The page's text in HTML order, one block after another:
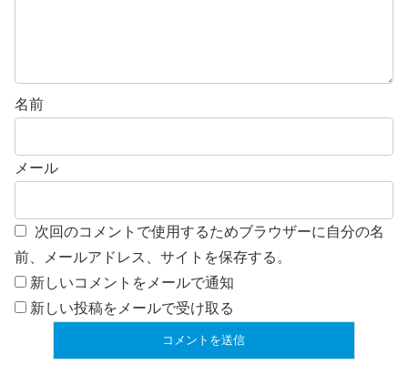
名前
メール
次回のコメントで使用するためブラウザーに自分の名
前、メールアドレス、サイトを保存する。
新しいコメントをメールで通知
新しい投稿をメールで受け取る